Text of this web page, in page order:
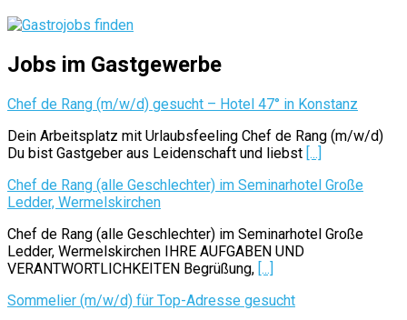
Jobs im Gastgewerbe
Chef de Rang (m/w/d) gesucht – Hotel 47° in Konstanz
Dein Arbeitsplatz mit Urlaubsfeeling Chef de Rang (m/w/d)
Du bist Gastgeber aus Leidenschaft und liebst [...]
Chef de Rang (alle Geschlechter) im Seminarhotel Große
Ledder, Wermelskirchen
Chef de Rang (alle Geschlechter) im Seminarhotel Große
Ledder, Wermelskirchen IHRE AUFGABEN UND
VERANTWORTLICHKEITEN Begrüßung, [...]
Sommelier (m/w/d) für Top-Adresse gesucht